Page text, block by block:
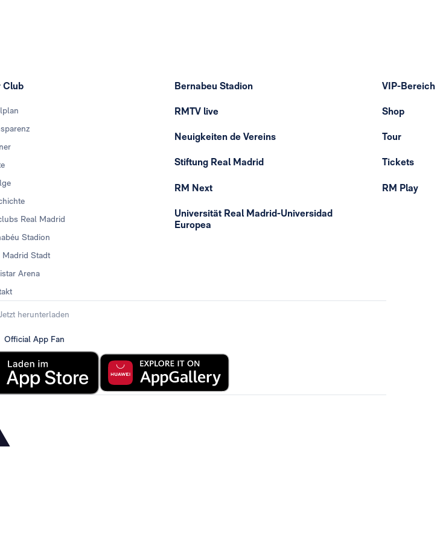
Club
Real Madrid
Stadion
Madrid Stadt
Arena
Bernabeu Stadion
RMTV live
Neuigkeiten de Vereins
Stiftung Real Madrid
RM Next
Universität Real Madrid-Universidad
Europea
VIP-Bereich
Shop
Tour
Tickets
RM Play
Jetzt herunterladen
Official App Fan